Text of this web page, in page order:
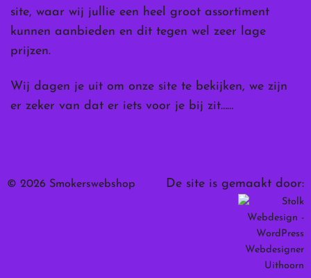
site, waar wij jullie een heel groot assortiment
kunnen aanbieden en dit tegen wel zeer lage
prijzen.
Wij dagen je uit om onze site te bekijken, we zijn
er zeker van dat er iets voor je bij zit……
© 2026 Smokerswebshop De site is gemaakt door: